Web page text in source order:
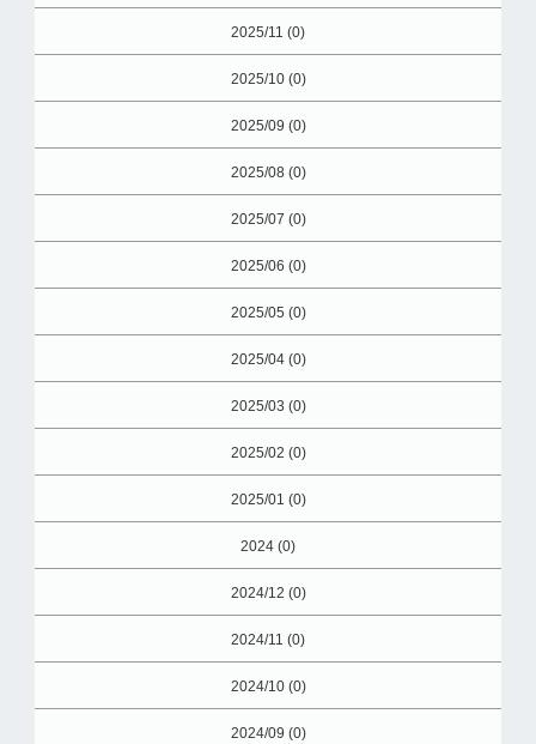
2025/11 (0)
2025/10 (0)
2025/09 (0)
2025/08 (0)
2025/07 (0)
2025/06 (0)
2025/05 (0)
2025/04 (0)
2025/03 (0)
2025/02 (0)
2025/01 (0)
2024 (0)
2024/12 (0)
2024/11 (0)
2024/10 (0)
2024/09 (0)